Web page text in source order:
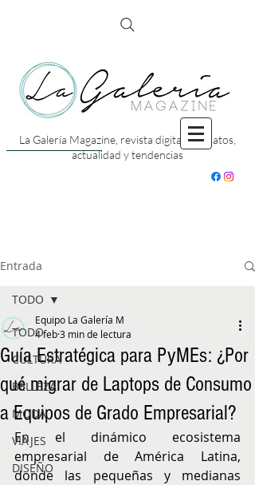
La Galería Magazine, revista digital con datos,
actualidad y tendencias
Entrada
TODO
CULTURA
BELLEZA
MODA
VIAJES
DISEÑO
TODO
Guía Estratégica para PyMEs: ¿Por
qué migrar de Laptops de Consumo
a Equipos de Grado Empresarial?
Equipo La Galería M
4 feb3 min de lectura
En el dinámico ecosistema
empresarial de América Latina,
donde las pequeñas y medianas